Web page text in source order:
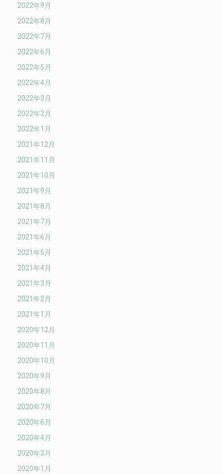
2022年9月
2022年8月
2022年7月
2022年6月
2022年5月
2022年4月
2022年3月
2022年2月
2022年1月
2021年12月
2021年11月
2021年10月
2021年9月
2021年8月
2021年7月
2021年6月
2021年5月
2021年4月
2021年3月
2021年2月
2021年1月
2020年12月
2020年11月
2020年10月
2020年9月
2020年8月
2020年7月
2020年6月
2020年4月
2020年3月
2020年1月